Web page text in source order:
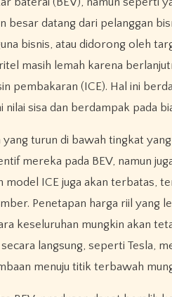
besar datang dari pelanggan
bisnis, atau didorong oleh
masih lemah karena
pembakaran (ICE). Hal ini
sisa dan berdampak pada
turun di bawah tingkat
mereka pada BEV, namun
ICE juga akan terbatas,
Penetapan harga riil yang
keseluruhan mungkin akan
langsung, seperti Tesla,
menuju titik terbawah